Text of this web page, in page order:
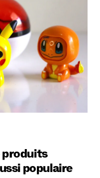
produits
populaire